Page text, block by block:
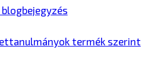
blogbejegyzés
termék szerint